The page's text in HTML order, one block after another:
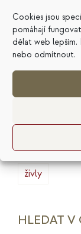
Cookies jsou
pomáhají
dělat web lepším.
nebo odmítnout.
intuice
marketing
služby
udržitelnost
živly
HLEDAT